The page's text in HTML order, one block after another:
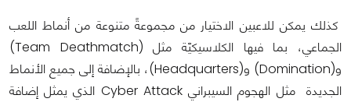
كذلك يمكن للاعبين الاختيار من مجموعةً متنوعة من أنماط اللعب
الجماعي، بما فيها الكلاسيكيّة مثل (Team Deathmatch)
و(Domination) و(Headquarters)، بالإضافة إلى جميع الأنماط
الجديدة مثل الهجوم السيبراني Cyber Attack الذي يمثل إضافة